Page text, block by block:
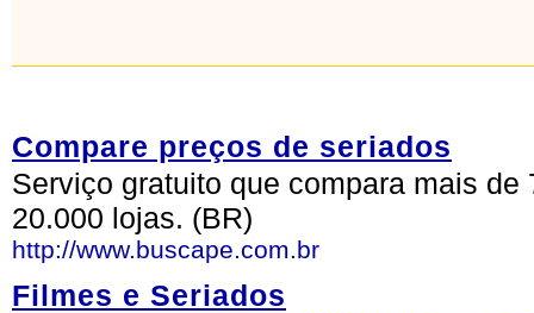
Compare preços de seriados
Serviço gratuito que compara mais
20.000 lojas. (BR)
http://www.buscape.com.br
Filmes e Seriados